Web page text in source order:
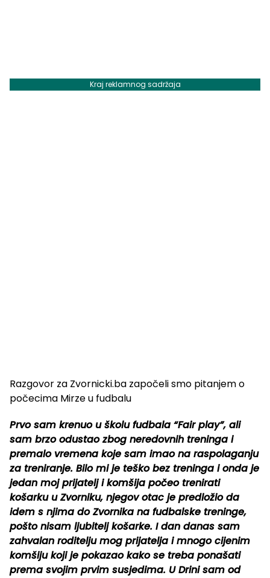
Kraj reklamnog sadržaja
Razgovor za Zvornicki.ba započeli smo pitanjem o
počecima Mirze u fudbalu
Prvo sam krenuo u školu fudbala “Fair play”, ali
sam brzo odustao zbog neredovnih treninga i
premalo vremena koje sam imao na raspolaganju
za treniranje. Bilo mi je teško bez treninga i onda je
jedan moj prijatelj i komšija počeo trenirati
košarku u Zvorniku, njegov otac je predložio da
idem s njima do Zvornika na fudbalske treninge,
pošto nisam ljubitelj košarke. I dan danas sam
zahvalan roditelju mog prijatelja i mnogo cijenim
komšiju koji je pokazao kako se treba ponašati
prema svojim prvim susjedima. U Drini sam od